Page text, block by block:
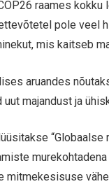
raames
pole veel
mis kaitseb
aruandes
majandust ja
mitmekesisuse